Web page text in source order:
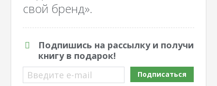
свой бренд».
Подпишись на рассылку и получи
книгу в подарок!
Введите e-mail
Подписаться